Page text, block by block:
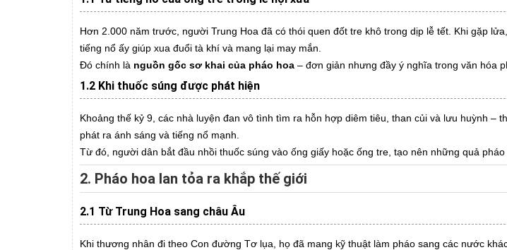
Hơn 2.000 năm trước, người Trung Hoa đã có thói quen đốt tre khô trong dịp lễ tết. Khi gặp
tiếng nổ ấy giúp xua đuổi tà khí và mang lại may mắn.
Đó chính là nguồn gốc sơ khai của pháo hoa – đơn giản nhưng đầy ý nghĩa trong văn hóa
1.2 Khi thuốc súng được phát hiện
Khoảng thế kỷ 9, các nhà luyện đan vô tình tìm ra hỗn hợp diêm tiêu, than củi và lưu huỳnh –
phát ra ánh sáng và tiếng nổ mạnh.
Từ đó, người dân bắt đầu nhồi thuốc súng vào ống giấy hoặc ống tre, tạo nên những quả
2. Pháo hoa lan tỏa ra khắp thế giới
2.1 Từ Trung Hoa sang châu Âu
Khi thương nhân đi theo Con đường Tơ lụa, họ đã mang kỹ thuật làm pháo sang các nước